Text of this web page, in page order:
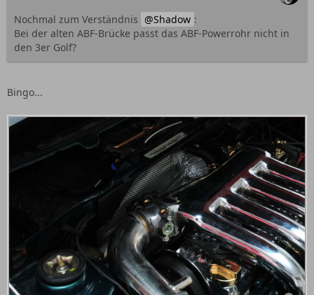
Nochmal zum Verständnis Shadow :
Bei der alten ABF-Brücke passt das ABF-Powerrohr nicht in
den 3er Golf?
Bingo...